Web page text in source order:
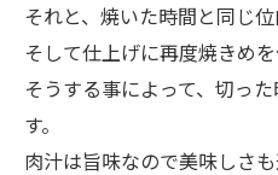
それと、焼いた時間と同じ位
そして仕上げに再度焼きめを
そうする事によって、切っ
す。
肉汁は旨味なので美味しさも